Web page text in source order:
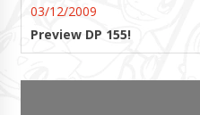
03/12/2009
Preview DP 155!